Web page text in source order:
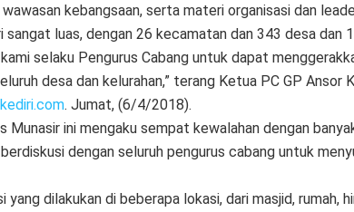
kebangsaan, serta materi organisasi dan
sangat luas, dengan 26 kecamatan dan 343 desa dan
selaku Pengurus Cabang untuk dapat
desa dan kelurahan,” terang Ketua PC GP Ansor
. Jumat, (6/4/2018).
Munasir ini mengaku sempat kewalahan dengan
dengan seluruh pengurus cabang untuk
yang dilakukan di beberapa lokasi, dari masjid, rumah,